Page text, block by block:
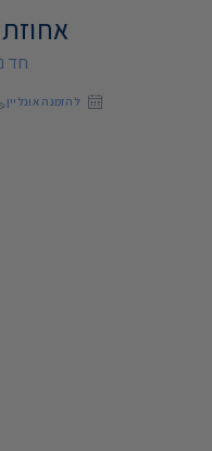
חד
להזמנה אונליין